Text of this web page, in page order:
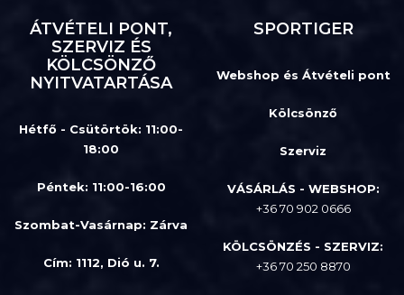
ÁTVÉTELI PONT,
SZERVIZ ÉS
KÖLCSÖNZŐ
NYITVATARTÁSA
Hétfő - Csütörtök: 11:00-
18:00
Péntek: 11:00-16:00
Szombat-Vasárnap: Zárva
Cím: 1112, Dió u. 7.
SPORTIGER
Webshop és Átvételi pont
Kölcsönző
Szerviz
VÁSÁRLÁS - WEBSHOP:
+36 70 902 0666
KÖLCSÖNZÉS - SZERVIZ:
+36 70 250 8870